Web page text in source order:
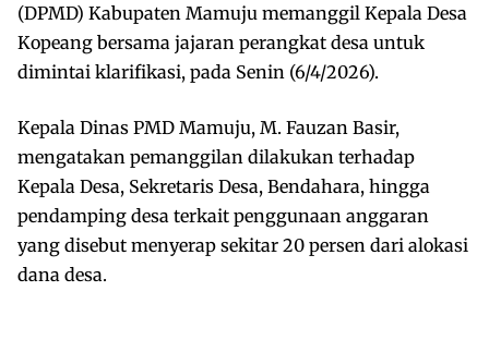
(DPMD) Kabupaten Mamuju memanggil Kepala Desa
Kopeang bersama jajaran perangkat desa untuk
dimintai klarifikasi, pada Senin (6/4/2026).
Kepala Dinas PMD Mamuju, M. Fauzan Basir,
mengatakan pemanggilan dilakukan terhadap
Kepala Desa, Sekretaris Desa, Bendahara, hingga
pendamping desa terkait penggunaan anggaran
yang disebut menyerap sekitar 20 persen dari alokasi
dana desa.